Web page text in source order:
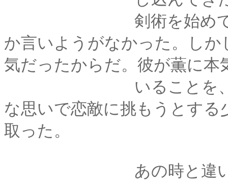
剣術を始めて間もな
か言いようがなかった。し
気だったからだ。彼が薫に本
いることを、剣心は
な思いで恋敵に挑もうとす
取った。
あの時と違い、今回